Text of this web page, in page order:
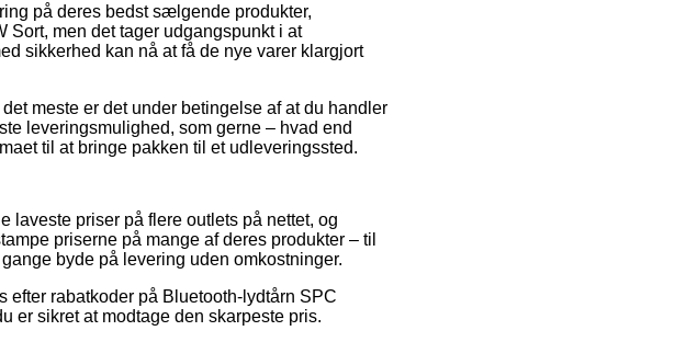
på deres bedst sælgende produkter,
men det tager udgangspunkt i at
sikkerhed kan nå at få de nye varer klargjort
meste er det under betingelse af at du handler
leveringsmulighed, som gerne – hvad end
til at bringe pakken til et udleveringssted.
laveste priser på flere outlets på nettet, og
priserne på mange af deres produkter – til
byde på levering uden omkostninger.
rabatkoder på Bluetooth-lydtårn SPC
er sikret at modtage den skarpeste pris.